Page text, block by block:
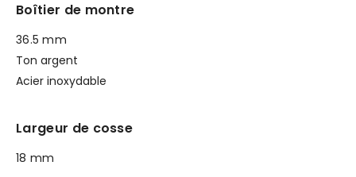
Boîtier de montre
36.5 mm
Ton argent
Acier inoxydable
Largeur de cosse
18 mm